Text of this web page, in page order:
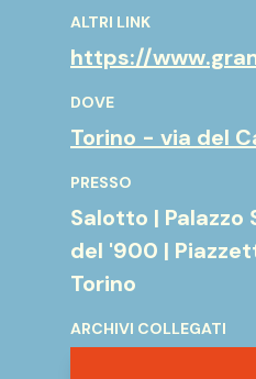
ALTRI LINK
https://
DOVE
Torino - via del
PRESSO
Salotto | Palazzo
del '900 |
Torino
ARCHIVI COLLEGATI